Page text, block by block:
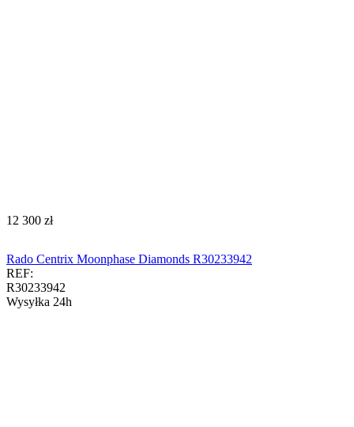
‍12 300‍ zł
Rado Centrix Moonphase Diamonds R30233942
REF:
R30233942
Wysyłka 24h